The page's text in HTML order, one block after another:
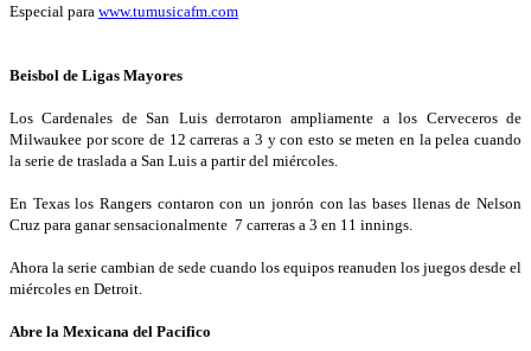
Especial para www.tumusicafm.com
Beisbol de Ligas Mayores
Los Cardenales de San Luis derrotaron ampliamente a los Cerveceros de
Milwaukee por score de 12 carreras a 3 y con esto se meten en la pelea cuando
la serie de traslada a San Luis a partir del miércoles.
En Texas los Rangers contaron con un jonrón con las bases llenas de Nelson
Cruz para ganar sensacionalmente 7 carreras a 3 en 11 innings.
Ahora la serie cambian de sede cuando los equipos reanuden los juegos desde el
miércoles en Detroit.
Abre la Mexicana del Pacifico